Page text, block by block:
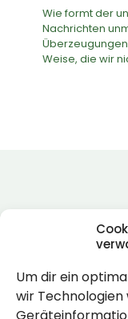
Um dir ein
wir Technologien
Wie formt der
Nachrichten
Weise, die wir
Rechtlich